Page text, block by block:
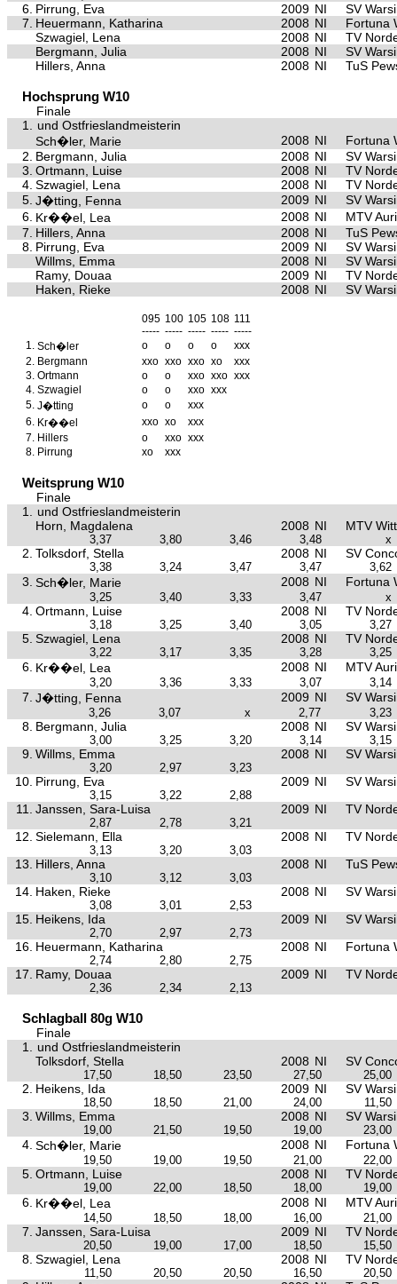
6. Pirrung, Eva 2009 NI
SV
7. Heuermann, Katharina 2008 NI
Fortuna
Szwagiel, Lena
2008 NI
TV
Bergmann, Julia
2008 NI
SV
Hillers, Anna
2008 NI TuS
Hochsprung W10
Finale
1.
und Ostfrieslandmeisterin
Sch�ler, Marie
2008 NI
Fortuna
2. Bergmann, Julia 2008 NI
SV
3. Ortmann, Luise 2008 NI
TV
4. Szwagiel, Lena 2008 NI
TV
5. J�tting, Fenna 2009 NI
SV
6. Kr��el, Lea 2008 NI
MTV
7. Hillers, Anna 2008 NI
TuS
8. Pirrung, Eva 2009 NI
SV
Willms, Emma
2008 NI
SV
Ramy, Douaa
2009 NI
TV
Haken, Rieke
2008 NI SV
095 100 105 108 111
----- ----- ----- ----- -----
1. Sch�ler o o o o
xxx
2. Bergmann xxo xxo xxo xo
xxx
3. Ortmann o o xxo xxo xxx
4. Szwagiel o o xxo xxx
5. J�tting o o
xxx
6. Kr��el xxo xo
xxx
7. Hillers o xxo xxx
8. Pirrung xo xxx
Weitsprung W10
Finale
1.
und Ostfrieslandmeisterin
Horn, Magdalena
2008 NI MTV
3,37 3,80 3,46 3,48 x
2. Tolksdorf, Stella 2008 NI SV
3,38 3,24 3,47 3,47 3,62
3. Sch�ler, Marie 2008 NI Fortuna
3,25 3,40 3,33 3,47 x
4. Ortmann, Luise 2008 NI TV
3,18 3,25 3,40 3,05 3,27
5. Szwagiel, Lena 2008 NI TV
3,22 3,17 3,35 3,28 3,25
6. Kr��el, Lea 2008 NI MTV
3,20 3,36 3,33 3,07 3,14
7. J�tting, Fenna 2009 NI SV
3,26 3,07 x 2,77 3,23
8. Bergmann, Julia 2008 NI SV
3,00 3,25 3,20 3,14 3,15
9. Willms, Emma 2008 NI SV
3,20 2,97 3,23
10. Pirrung, Eva 2009 NI SV
3,15 3,22 2,88
11. Janssen, Sara-Luisa 2009 NI TV
2,87 2,78 3,21
12. Sielemann, Ella 2008 NI TV
3,13 3,20 3,03
13. Hillers, Anna 2008 NI TuS
3,10 3,12 3,03
14. Haken, Rieke 2008 NI SV
3,08 3,01 2,53
15. Heikens, Ida 2009 NI SV
2,70 2,97 2,73
16. Heuermann, Katharina 2008 NI Fortuna
2,74 2,80 2,75
17. Ramy, Douaa 2009 NI TV
2,36 2,34 2,13
Schlagball 80g W10
Finale
1.
und Ostfrieslandmeisterin
Tolksdorf, Stella
2008 NI SV
17,50 18,50 23,50 27,50 25,00
2. Heikens, Ida 2009 NI SV
18,50 18,50 21,00 24,00 11,50
3. Willms, Emma 2008 NI SV
19,00 21,50 19,50 19,00 23,00
4. Sch�ler, Marie 2008 NI Fortuna
19,50 19,00 19,50 21,00 22,00
5. Ortmann, Luise 2008 NI TV
19,00 22,00 18,50 18,00 19,00
6. Kr��el, Lea 2008 NI MTV
14,50 18,50 18,00 16,00 21,00
7. Janssen, Sara-Luisa 2009 NI TV
20,50 19,00 17,00 18,50 15,50
8. Szwagiel, Lena 2008 NI TV
11,50 20,50 20,50 16,50 20,50